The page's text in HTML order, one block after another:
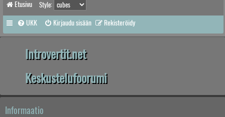
Etusivu Style:
UKK Kirjaudu sisään Rekisteröidy
Introvertit.net
Keskustelufoorumi
Informaatio